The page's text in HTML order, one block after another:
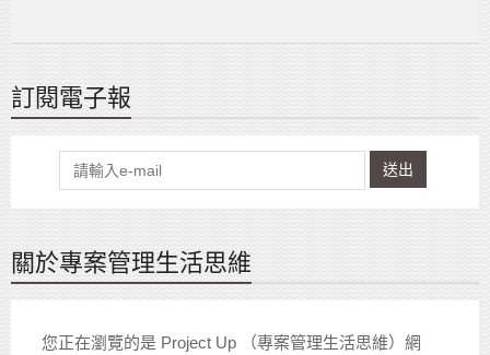
訂閱電子報
送出
關於專案管理生活思維
您正在瀏覽的是 Project Up （專案管理生活思維）網